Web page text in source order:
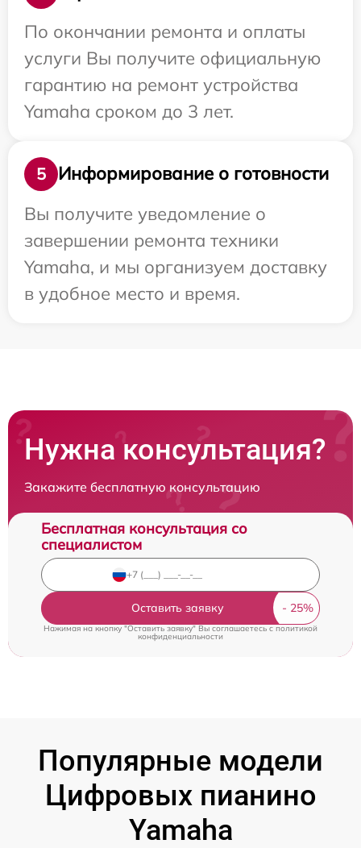
По окончании ремонта и оплаты
услуги Вы получите официальную
гарантию на ремонт устройства
Yamaha сроком до 3 лет.
5
Информирование о готовности
Вы получите уведомление о
завершении ремонта техники
Yamaha, и мы организуем доставку
в удобное место и время.
Нужна консультация?
Закажите бесплатную консультацию
Бесплатная консультация со
специалистом
Оставить заявку
Нажимая на кнопку "Оставить заявку" Вы соглашаетесь cполитикой
конфиденциальности
Популярные модели
Цифровых пианино
Yamaha